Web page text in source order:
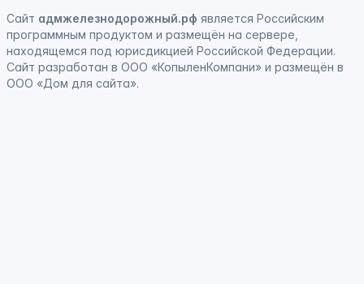
Сайт адмжелезнодорожный.рф является Российским
программным продуктом и размещён на сервере,
находящемся под юрисдикцией Российской Федерации.
Сайт разработан в ООО «КопыленКомпани» и размещён в
ООО «Дом для сайта».